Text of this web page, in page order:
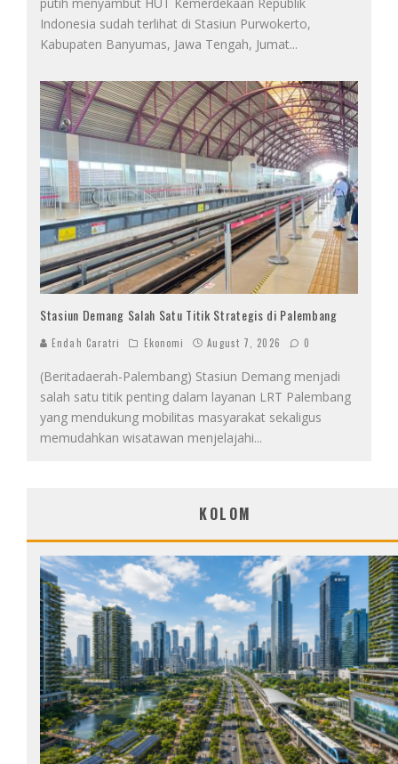
Indonesia sudah terlihat di Stasiun Purwokerto,
Kabupaten Banyumas, Jawa Tengah, Jumat...
Stasiun Demang Salah Satu Titik Strategis di Palembang
Endah Caratri Ekonomi August 7, 2026 0
(Beritadaerah-Palembang) Stasiun Demang menjadi
salah satu titik penting dalam layanan LRT Palembang
yang mendukung mobilitas masyarakat sekaligus
memudahkan wisatawan menjelajahi...
KOLOM